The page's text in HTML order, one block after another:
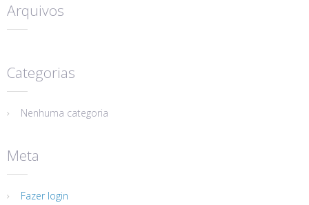
Arquivos
Categorias
Nenhuma categoria
Meta
Fazer login